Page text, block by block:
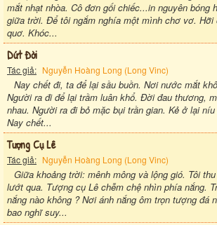
mắt nhạt nhòa. Cô đơn gối chiếc...in nguyên bóng
giữa trời. Để tôi ngắm nghía một mình chơ vơ. Hỡi
quơ. Khóc...
Dứt Đời
Tác giả: Nguyễn Hoàng Long (Long Vinc)
Nay chết đi, ta để lại sầu buồn. Nơi nước mắt
Người ra đi để lại trầm luân khổ. Đời đau thương,
nhau. Người ra đi bỏ mặc bụi trần gian. Kẻ ở lại
Nay chết...
Tượng Cụ Lê
Tác giả: Nguyễn Hoàng Long (Long Vinc)
Giữa khoảng trời: mênh mông và lộng gió. Tôi
lướt qua. Tượng cụ Lê chễm chệ nhìn phía nắng.
nắng nào không ? Nơi ánh nắng ôm trọn tượng đá
bao nghĩ suy...